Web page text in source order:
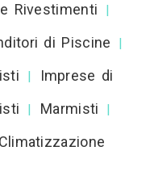
Rivestimenti |
di Piscine |
|
Imprese di
| Marmisti |